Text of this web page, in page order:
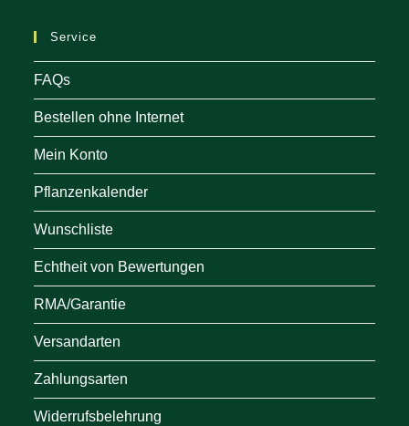
Service
FAQs
Bestellen ohne Internet
Mein Konto
Pflanzenkalender
Wunschliste
Echtheit von Bewertungen
RMA/Garantie
Versandarten
Zahlungsarten
Widerrufsbelehrung